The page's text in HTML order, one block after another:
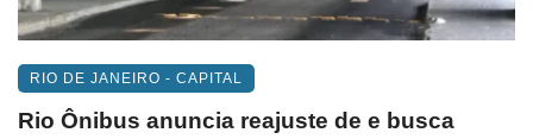
RIO DE JANEIRO - CAPITAL
Rio Ônibus anuncia reajuste de e busca